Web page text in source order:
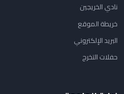
نادي الخريجين
خريطة الموقع
البريد الإلكتروني
حفلات التخرج